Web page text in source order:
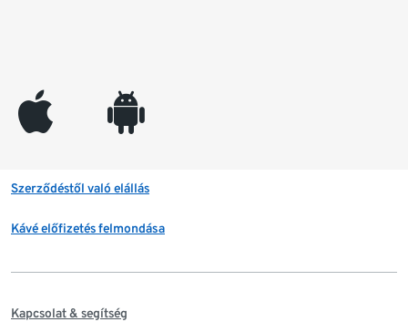
appleinc android
Szerződéstől való elállás
Kávé előfizetés felmondása
Kapcsolat & segítség